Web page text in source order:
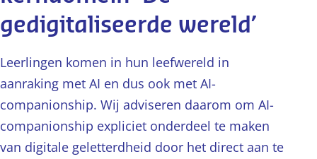
gedigitaliseerde wereld’
Leerlingen komen in hun leefwereld in
aanraking met AI en dus ook met AI-
companionship. Wij adviseren daarom om AI-
companionship expliciet onderdeel te maken
van digitale geletterdheid door het direct aan te